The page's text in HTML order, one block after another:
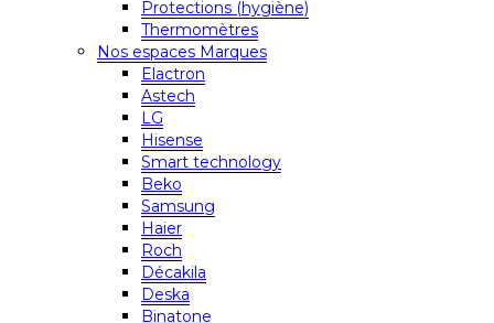
Protections (hygiène)
Thermomètres
Nos espaces Marques
Elactron
Astech
LG
Hisense
Smart technology
Beko
Samsung
Haier
Roch
Décakila
Deska
Binatone